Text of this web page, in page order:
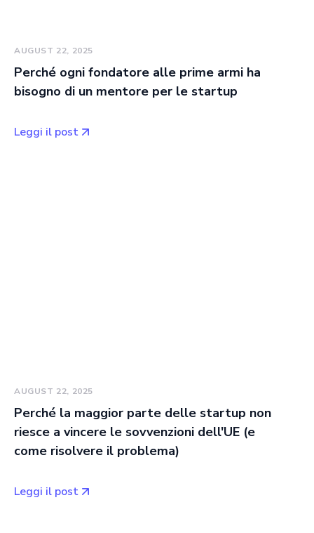
AUGUST 22, 2025
Perché ogni fondatore alle prime armi ha
bisogno di un mentore per le startup
Leggi il post
AUGUST 22, 2025
Perché la maggior parte delle startup non
riesce a vincere le sovvenzioni dell'UE (e
come risolvere il problema)
Leggi il post